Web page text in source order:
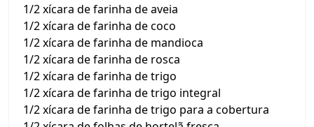
1/2 xícara de farinha de aveia
1/2 xícara de farinha de coco
1/2 xícara de farinha de mandioca
1/2 xícara de farinha de rosca
1/2 xícara de farinha de trigo
1/2 xícara de farinha de trigo integral
1/2 xícara de farinha de trigo para a cobertura